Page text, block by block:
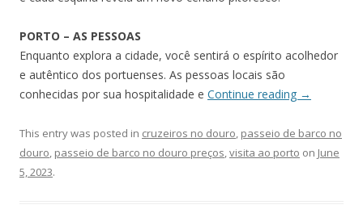
PORTO – AS PESSOAS
Enquanto explora a cidade, você sentirá o espírito acolhedor
e autêntico dos portuenses. As pessoas locais são
conhecidas por sua hospitalidade e Continue reading →
This entry was posted in cruzeiros no douro, passeio de barco no
douro, passeio de barco no douro preços,visita ao porto on June
5, 2023.